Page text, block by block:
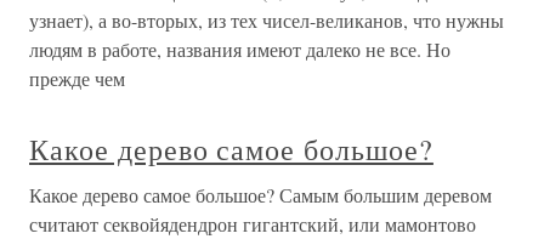
узнает), а во-вторых, из тех чисел-великанов, что нужны
людям в работе, названия имеют далеко не все. Но
прежде чем
Какое дерево самое большое?
Какое дерево самое большое? Самым большим деревом
считают секвойядендрон гигантский, или мамонтово